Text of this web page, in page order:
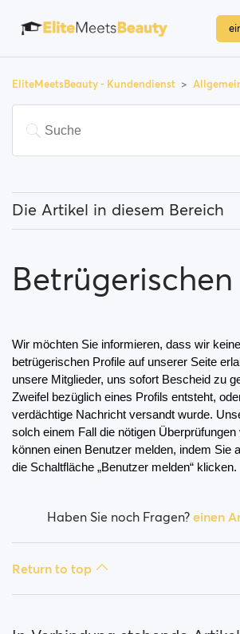
EliteMeetsBeauty - Kundendienst
Die Artikel in diesem Bereich
Wie kann ich meinen Standort
funktioniert es?
Wie blockiere ich eine Person?
Wie kann ich eine Person entblocken?
Ich habe Probleme mit der Website.
Wie ändere ich mein Alter/
Betrügerischen Profile
Wir möchten Sie informieren, dass wir
betrügerischen Profile auf unserer Seite
unsere Mitglieder, uns sofort Bescheid zu
Zweifel bezüglich eines Profils entsteht,
verdächtige Nachricht versandt wurde.
solch einem Fall die nötigen
können einen Benutzer melden, indem Sie
die Schaltfläche „Benutzer melden“ klicken.
Haben Sie noch Fragen? einen
Return to top